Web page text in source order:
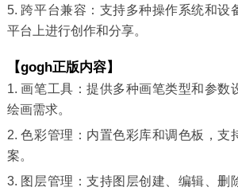
5. 跨平台兼容：支持多种操作系统和设
平台上进行创作和分享。
【gogh正版内容】
1. 画笔工具：提供多种画笔类型和参数
绘画需求。
2. 色彩管理：内置色彩库和调色板，支
案。
3. 图层管理：支持图层创建、编辑、删